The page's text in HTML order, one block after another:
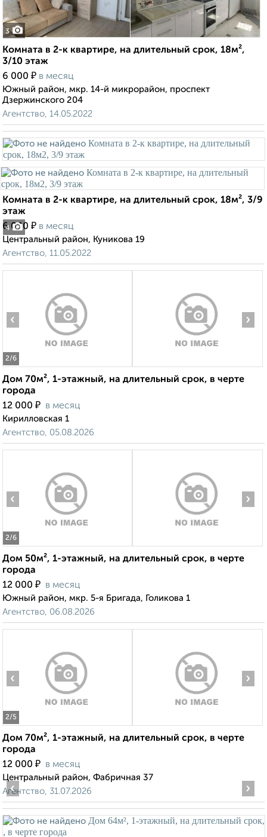
3
Комната в 2-к квартире, на длительный срок, 18м²,
3/10 этаж
6 000 ₽ в месяц
Южный район, мкр. 14-й микрорайон, проспект
Дзержинского 204
Агентство, 14.05.2022
4
Комната в 2-к квартире, на длительный срок, 18м², 3/9
этаж
6 000 ₽ в месяц
Центральный район, Куникова 19
Агентство, 11.05.2022
2/6
‹ ›
Дом 70м², 1-этажный, на длительный срок, в черте
города
12 000 ₽ в месяц
Кирилловская 1
Агентство, 05.08.2026
2/6
‹ ›
Дом 50м², 1-этажный, на длительный срок, в черте
города
12 000 ₽ в месяц
Южный район, мкр. 5-я Бригада, Голикова 1
Агентство, 06.08.2026
2/5
‹ ›
Дом 70м², 1-этажный, на длительный срок, в черте
города
12 000 ₽ в месяц
Центральный район, Фабричная 37
Агентство, 31.07.2026
‹ ›